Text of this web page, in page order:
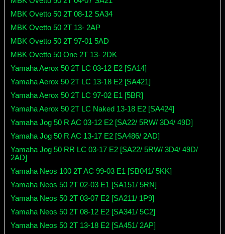
MBK Ovetto 50 2T 08-12 SA34
MBK Ovetto 50 2T 13- 2AP
MBK Ovetto 50 2T 97-01 5AD
MBK Ovetto 50 One 2T 13- 2DK
Yamaha Aerox 50 2T LC 03-12 E2 [SA14]
Yamaha Aerox 50 2T LC 13-18 E2 [SA421]
Yamaha Aerox 50 2T LC 97-02 E1 [5BR]
Yamaha Aerox 50 2T LC Naked 13-18 E2 [SA424]
Yamaha Jog 50 R AC 03-12 E2 [SA22/ 5RW/ 3D4/ 49D]
Yamaha Jog 50 R AC 13-17 E2 [SA486/ 2AD]
Yamaha Jog 50 RR LC 03-17 E2 [SA22/ 5RW/ 3D4/ 49D/
2AD]
Yamaha Neos 100 2T AC 99-03 E1 [SB041/ 5KK]
Yamaha Neos 50 2T 02-03 E1 [SA151/ 5RN]
Yamaha Neos 50 2T 03-07 E2 [SA211/ 1P9]
Yamaha Neos 50 2T 08-12 E2 [SA341/ 5C2]
Yamaha Neos 50 2T 13-18 E2 [SA451/ 2AP]